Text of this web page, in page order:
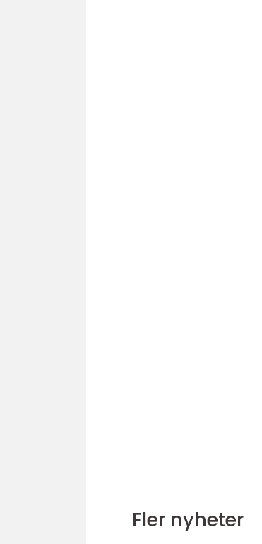
Fler nyheter